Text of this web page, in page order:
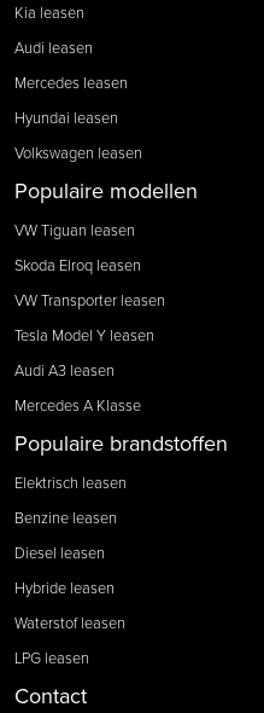
Kia leasen
Audi leasen
Mercedes leasen
Hyundai leasen
Volkswagen leasen
Populaire modellen
VW Tiguan leasen
Skoda Elroq leasen
VW Transporter leasen
Tesla Model Y leasen
Audi A3 leasen
Mercedes A Klasse
Populaire brandstoffen
Elektrisch leasen
Benzine leasen
Diesel leasen
Hybride leasen
Waterstof leasen
LPG leasen
Contact